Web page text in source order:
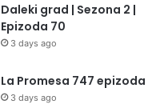
Daleki grad | Sezona 2 |
Epizoda 70
3 days ago
La Promesa 747 epizoda
3 days ago